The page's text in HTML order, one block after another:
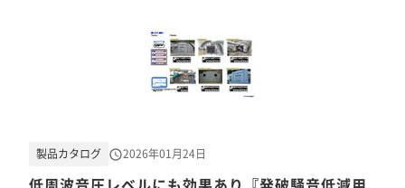
製品カタログ 2026年01月24日